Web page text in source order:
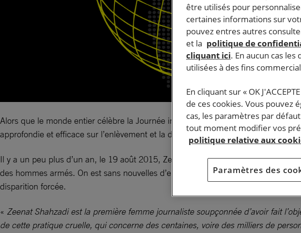
Alors que le monde entier célèbre la Journée internationale des victimes de
approfondie et efficace sur l’enlèvement et la disparition forcée présumée de
Il y a un peu plus d’un an, le 19 août 2015, Zeenat Shahzadi, journaliste de 24
des hommes armés. On est sans nouvelles d’elle depuis lors. La Commission
disparition forcée.
« Zeenat Shahzadi est la première femme journaliste soupçonnée d’avoir fait
de cette pratique cruelle, qui concerne des centaines, voire des milliers de
être utilisés pour
certaines informations sur
pouvez entres autres
et la politique de
cliquant ici. En aucun cas
utilisées à des fins
En cliquant sur « OK
de ces cookies. Vous pouvez
cas, les paramètres par
tout moment modifier vos
politique relative aux
Paramètres des